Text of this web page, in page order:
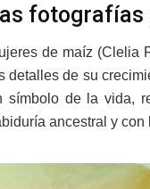
fotografías
de maíz (Clelia
detalles de su
símbolo de la vida,
ancestral y con